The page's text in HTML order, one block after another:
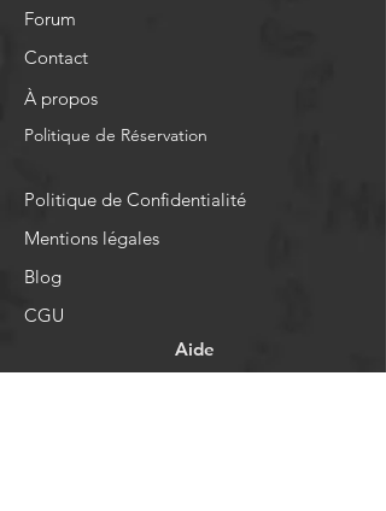
Forum
Contact
À propos
Politique de Réservation
Politique de Confidentialité
Mentions légales
Blog
CGU
Aide